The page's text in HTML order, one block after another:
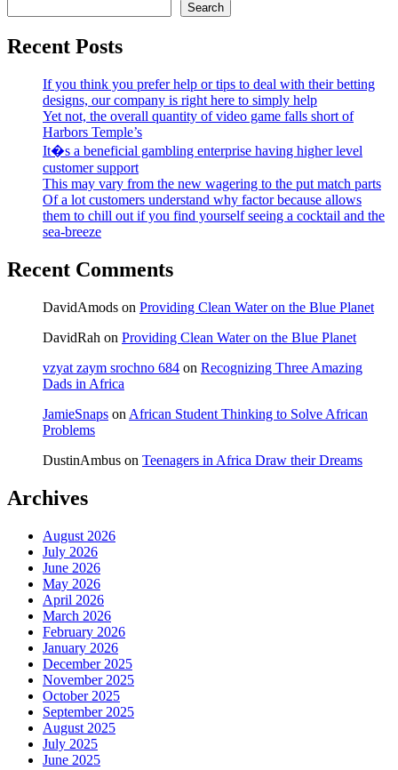
Search
Recent Posts
If you think you prefer help or tips to deal with their betting
designs, our company is right here to simply help
Yet not, the overall quantity of video game falls short of
Harbors Temple’s
It�s a beneficial gambling enterprise having higher level
customer support
This may vary from the new wagering to the put match parts
Of a lot customers understand why factor because allows
them to chill out if you find yourself seeing a cocktail and the
sea-breeze
Recent Comments
DavidAmods on Providing Clean Water on the Blue Planet
DavidRah on Providing Clean Water on the Blue Planet
vzyat zaym srochno 684 on Recognizing Three Amazing
Dads in Africa
JamieSnaps on African Student Thinking to Solve African
Problems
DustinAmbus on Teenagers in Africa Draw their Dreams
Archives
August 2026
July 2026
June 2026
May 2026
April 2026
March 2026
February 2026
January 2026
December 2025
November 2025
October 2025
September 2025
August 2025
July 2025
June 2025